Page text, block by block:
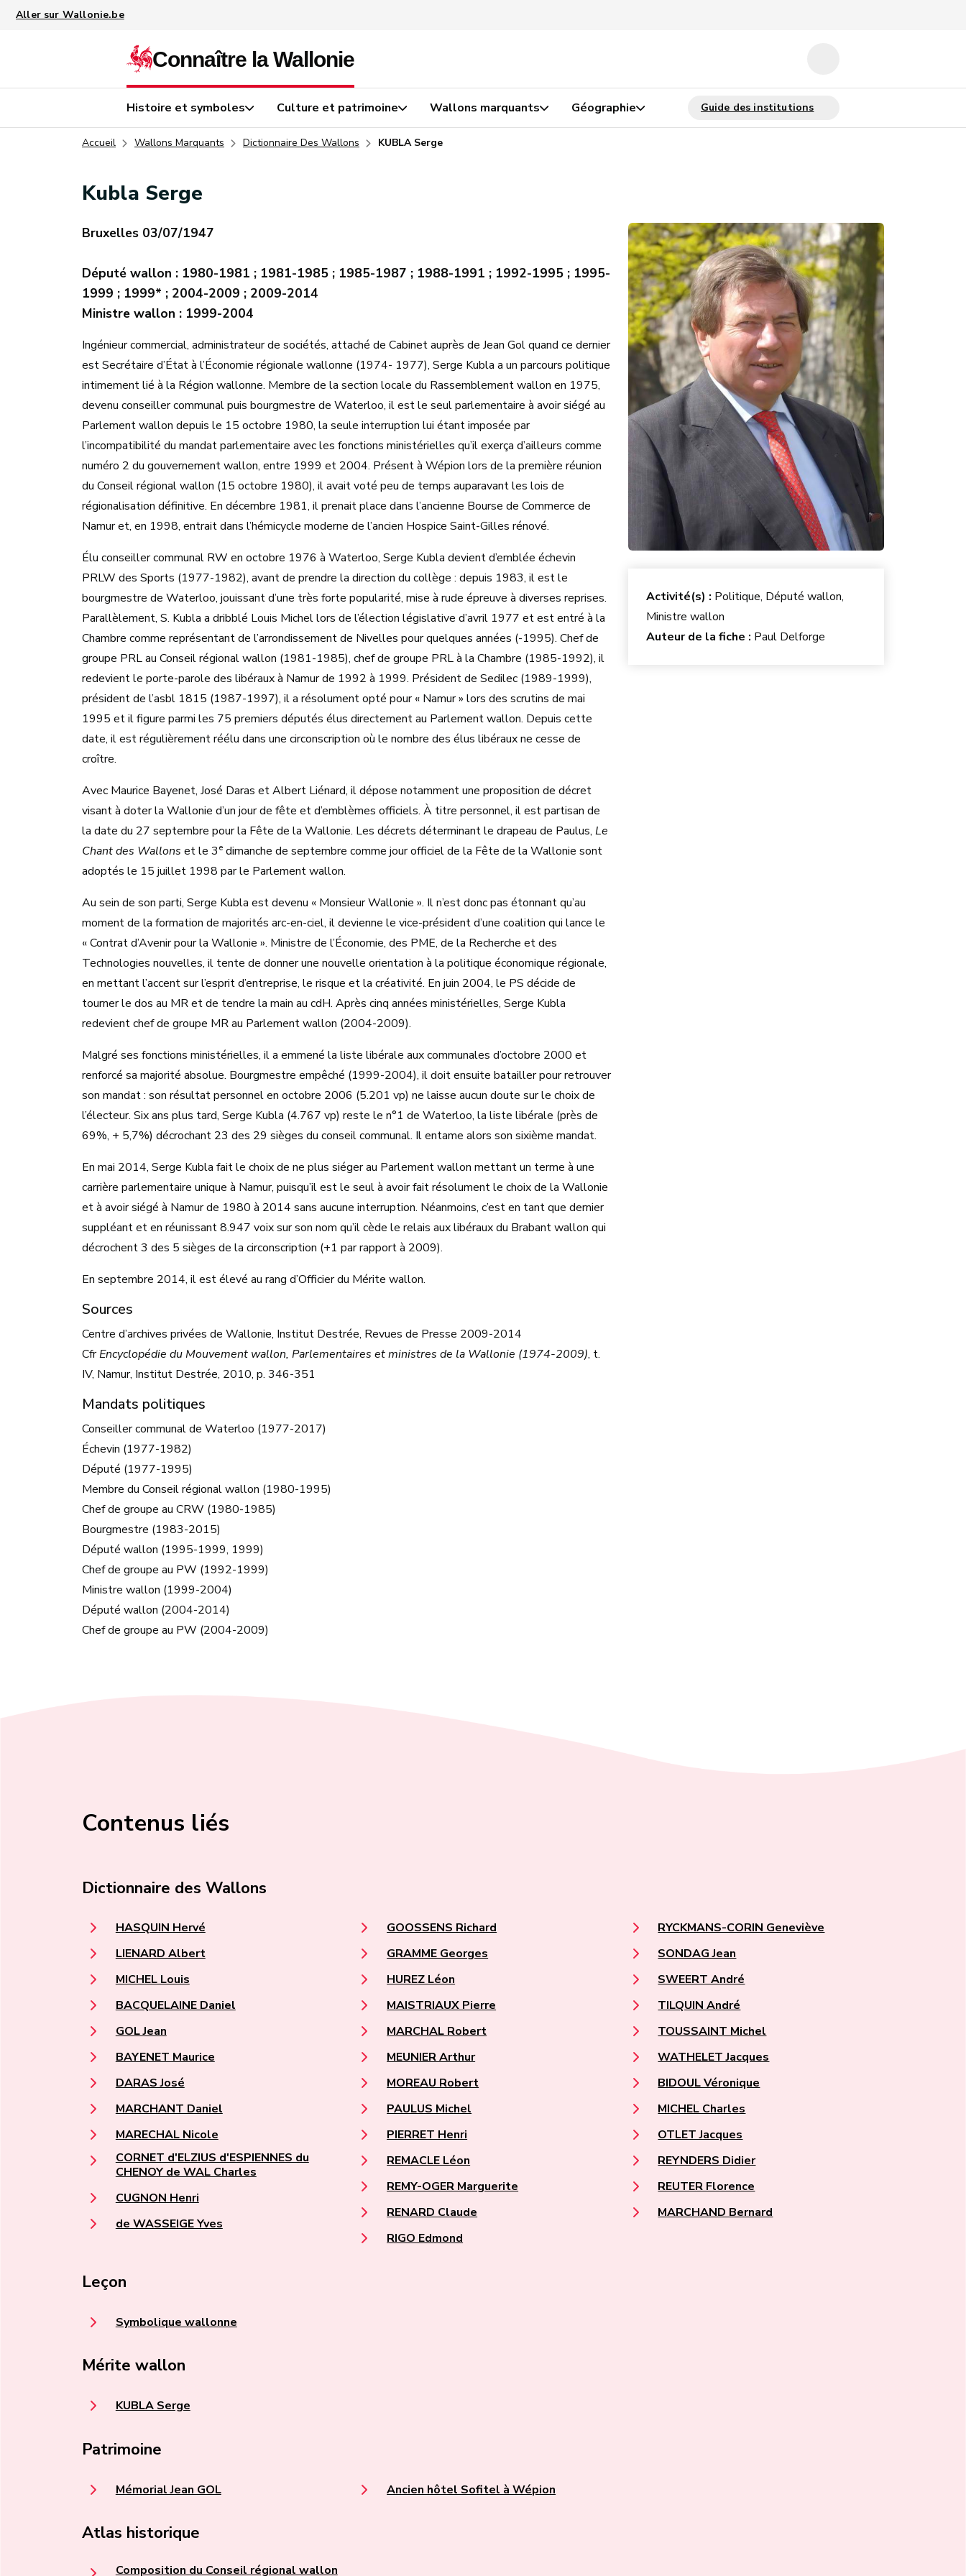
Histoire et symboles Culture et patrimoine Wallons marquants Géographie
Accueil Wallons Marquants Dictionnaire Des Wallons KUBLA Serge
Kubla Serge
Bruxelles 03/07/1947
Député wallon : 1980-1981 ; 1981-1985 ; 1985-1987 ; 1988-1991 ; 1992-1995 ; 1995-
1999 ; 1999* ; 2004-2009 ; 2009-2014
Ministre wallon : 1999-2004
Ingénieur commercial, administrateur de sociétés, attaché de Cabinet auprès de Jean Gol quand ce dernier
est Secrétaire d’État à l’Économie régionale wallonne (1974- 1977), Serge Kubla a un parcours politique
intimement lié à la Région wallonne. Membre de la section locale du Rassemblement wallon en 1975,
devenu conseiller communal puis bourgmestre de Waterloo, il est le seul parlementaire à avoir siégé au
Parlement wallon depuis le 15 octobre 1980, la seule interruption lui étant imposée par
l’incompatibilité du mandat parlementaire avec les fonctions ministérielles qu’il exerça d’ailleurs comme
numéro 2 du gouvernement wallon, entre 1999 et 2004. Présent à Wépion lors de la première réunion
du Conseil régional wallon (15 octobre 1980), il avait voté peu de temps auparavant les lois de
régionalisation définitive. En décembre 1981, il prenait place dans l’ancienne Bourse de Commerce de
Namur et, en 1998, entrait dans l’hémicycle moderne de l’ancien Hospice Saint-Gilles rénové.
Élu conseiller communal RW en octobre 1976 à Waterloo, Serge Kubla devient d’emblée échevin
PRLW des Sports (1977-1982), avant de prendre la direction du collège : depuis 1983, il est le
bourgmestre de Waterloo, jouissant d’une très forte popularité, mise à rude épreuve à diverses reprises.
Parallèlement, S. Kubla a dribblé Louis Michel lors de l’élection législative d’avril 1977 et est entré à la
Chambre comme représentant de l’arrondissement de Nivelles pour quelques années (-1995). Chef de
groupe PRL au Conseil régional wallon (1981-1985), chef de groupe PRL à la Chambre (1985-1992), il
redevient le porte-parole des libéraux à Namur de 1992 à 1999. Président de Sedilec (1989-1999),
président de l’asbl 1815 (1987-1997), il a résolument opté pour « Namur » lors des scrutins de mai
1995 et il figure parmi les 75 premiers députés élus directement au Parlement wallon. Depuis cette
date, il est régulièrement réélu dans une circonscription où le nombre des élus libéraux ne cesse de
croître.
Avec Maurice Bayenet, José Daras et Albert Liénard, il dépose notamment une proposition de décret
visant à doter la Wallonie d’un jour de fête et d’emblèmes officiels. À titre personnel, il est partisan de
la date du 27 septembre pour la Fête de la Wallonie. Les décrets déterminant le drapeau de Paulus, Le
Chant des Wallons et le 3e dimanche de septembre comme jour officiel de la Fête de la Wallonie sont
adoptés le 15 juillet 1998 par le Parlement wallon.
Au sein de son parti, Serge Kubla est devenu « Monsieur Wallonie ». Il n’est donc pas étonnant qu’au
moment de la formation de majorités arc-en-ciel, il devienne le vice-président d’une coalition qui lance le
« Contrat d’Avenir pour la Wallonie ». Ministre de l’Économie, des PME, de la Recherche et des
Technologies nouvelles, il tente de donner une nouvelle orientation à la politique économique régionale,
en mettant l’accent sur l’esprit d’entreprise, le risque et la créativité. En juin 2004, le PS décide de
tourner le dos au MR et de tendre la main au cdH. Après cinq années ministérielles, Serge Kubla
redevient chef de groupe MR au Parlement wallon (2004-2009).
Malgré ses fonctions ministérielles, il a emmené la liste libérale aux communales d’octobre 2000 et
renforcé sa majorité absolue. Bourgmestre empêché (1999-2004), il doit ensuite batailler pour retrouver
son mandat : son résultat personnel en octobre 2006 (5.201 vp) ne laisse aucun doute sur le choix de
l’électeur. Six ans plus tard, Serge Kubla (4.767 vp) reste le n°1 de Waterloo, la liste libérale (près de
69%, + 5,7%) décrochant 23 des 29 sièges du conseil communal. Il entame alors son sixième mandat.
En mai 2014, Serge Kubla fait le choix de ne plus siéger au Parlement wallon mettant un terme à une
carrière parlementaire unique à Namur, puisqu’il est le seul à avoir fait résolument le choix de la Wallonie
et à avoir siégé à Namur de 1980 à 2014 sans aucune interruption. Néanmoins, c’est en tant que dernier
suppléant et en réunissant 8.947 voix sur son nom qu’il cède le relais aux libéraux du Brabant wallon qui
décrochent 3 des 5 sièges de la circonscription (+1 par rapport à 2009).
En septembre 2014, il est élevé au rang d’Officier du Mérite wallon.
Sources
Centre d’archives privées de Wallonie, Institut Destrée, Revues de Presse 2009-2014
CfrEncyclopédie du Mouvement wallon, Parlementaires et ministres de la Wallonie (1974-2009), t.
IV, Namur, Institut Destrée, 2010, p. 346-351
Mandats politiques
Conseiller communal de Waterloo (1977-2017)
Échevin (1977-1982)
Député (1977-1995)
Membre du Conseil régional wallon (1980-1995)
Chef de groupe au CRW (1980-1985)
Bourgmestre (1983-2015)
Député wallon (1995-1999, 1999)
Chef de groupe au PW (1992-1999)
Ministre wallon (1999-2004)
Député wallon (2004-2014)
Chef de groupe au PW (2004-2009)
Activité(s) : Politique, Député wallon,
Ministre wallon
Auteur de la fiche : Paul Delforge
Contenus liés
Dictionnaire des Wallons
HASQUIN Hervé
LIENARD Albert
MICHEL Louis
BACQUELAINE Daniel
GOL Jean
BAYENET Maurice
DARAS José
MARCHANT Daniel
MARECHAL Nicole
CORNET d'ELZIUS d'ESPIENNES du
CHENOY de WAL Charles
CUGNON Henri
de WASSEIGE Yves
GOOSSENS Richard
GRAMME Georges
HUREZ Léon
MAISTRIAUX Pierre
MARCHAL Robert
MEUNIER Arthur
MOREAU Robert
PAULUS Michel
PIERRET Henri
REMACLE Léon
REMY-OGER Marguerite
RENARD Claude
RIGO Edmond
RYCKMANS-CORIN Geneviève
SONDAG Jean
SWEERT André
TILQUIN André
TOUSSAINT Michel
WATHELET Jacques
BIDOUL Véronique
MICHEL Charles
OTLET Jacques
REYNDERS Didier
REUTER Florence
MARCHAND Bernard
Leçon
Symbolique wallonne
Mérite wallon
KUBLA Serge
Patrimoine
Mémorial Jean GOL Ancien hôtel Sofitel à Wépion
Atlas historique
Composition du Conseil régional wallon